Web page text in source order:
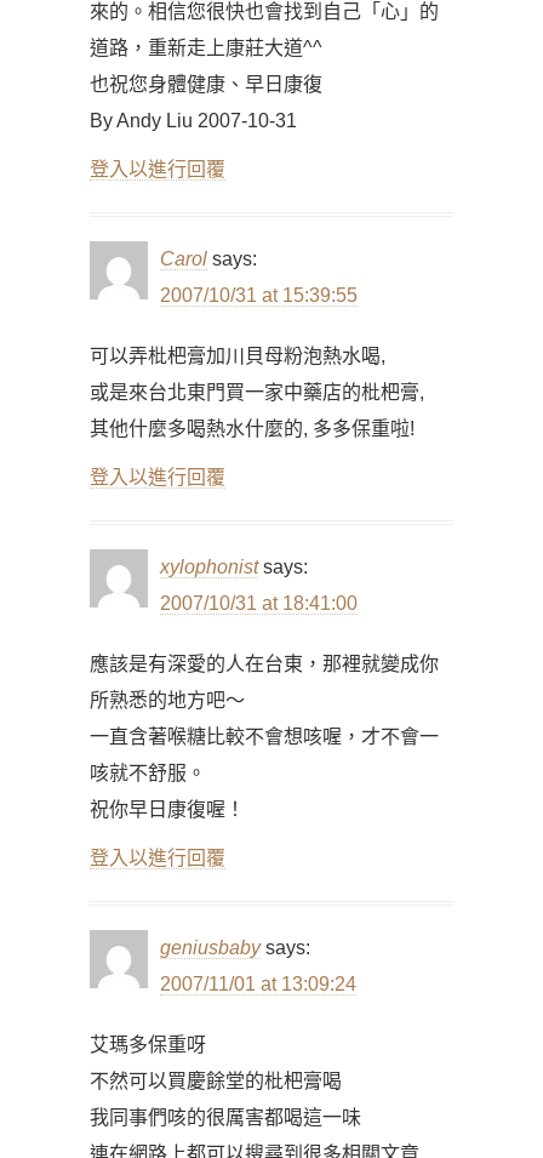
來的。相信您很快也會找到自己「心」的
道路，重新走上康莊大道^^
也祝您身體健康、早日康復
By Andy Liu 2007-10-31
登入以進行回覆
Carol says:
2007/10/31 at 15:39:55
可以弄枇杷膏加川貝母粉泡熱水喝,
或是來台北東門買一家中藥店的枇杷膏,
其他什麼多喝熱水什麼的, 多多保重啦!
登入以進行回覆
xylophonist says:
2007/10/31 at 18:41:00
應該是有深愛的人在台東，那裡就變成你
所熟悉的地方吧～
一直含著喉糖比較不會想咳喔，才不會一
咳就不舒服。
祝你早日康復喔！
登入以進行回覆
geniusbaby says:
2007/11/01 at 13:09:24
艾瑪多保重呀
不然可以買慶餘堂的枇杷膏喝
我同事們咳的很厲害都喝這一味
連在網路上都可以搜尋到很多相關文章